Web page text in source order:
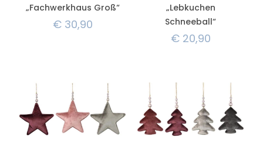
„Fachwerkhaus Groß“
€30,90
„Lebkuchen
Schneeball“
€20,90